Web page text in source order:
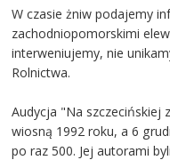
W czasie żniw podajemy
zachodniopomorskimi
interweniujemy, nie
Rolnictwa.
Audycja "Na szczecińskiej
wiosną 1992 roku, a 6
po raz 500. Jej autorami